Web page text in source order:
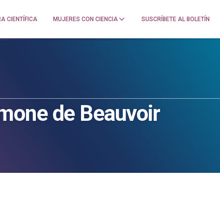
CIENTÍFICA MUJERES CON CIENCIA SUSCRÍBETE AL BOLETÍN
de Beauvoir